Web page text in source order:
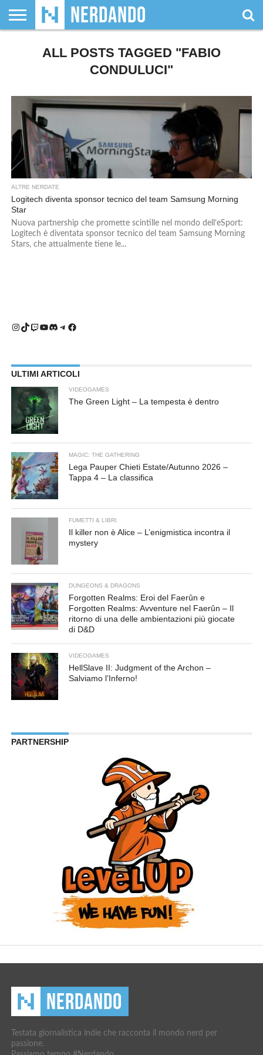
SIAMO
GIOCHI
GIOCHI
VIDEOGAMES
FUMETTI
& LIBRI
MAGIC:
DUNGEONS
WRESTLING
NERDANDO
AWARDS
BOLLINIALL POSTS TAGGED "FABIO
CONDULUCI"
ALTRE NERDATE
Logitech diventa sponsor tecnico del team Samsung Morning
Star
Nuova partnership che promette scintille nel mondo dell’eSport:
Logitech è diventata sponsor tecnico del team Samsung Morning
Stars, che attualmente tiene le...
Instagram
TikTok
Twitch
YouTube
Discord
Telegram
Facebook
ULTIMI ARTICOLI
VIDEOGAMES
The Green Light – La tempesta è dentro
MAGIC: THE GATHERING
Lega Pauper Chieti Estate/Autunno 2026 –
Tappa 4 – La classifica
FUMETTI & LIBRI
Il killer non è Alice – L’enigmistica incontra il
mystery
DUNGEONS & DRAGONS
Forgotten Realms: Eroi del Faerûn e
Forgotten Realms: Avventure nel Faerûn – Il
ritorno di una delle ambientazioni più giocate
di D&D
VIDEOGAMES
HellSlave II: Judgment of the Archon –
Salviamo l’Inferno!
PARTNERSHIP
Testata giornalistica indie che racconta il mondo nerd per
passione.